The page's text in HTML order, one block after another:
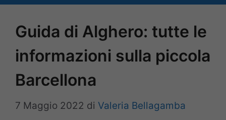
Guida di Alghero: tutte le
informazioni sulla piccola
Barcellona
7 Maggio 2022 di Valeria Bellagamba